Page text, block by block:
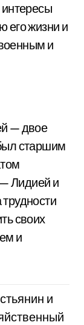
его жизни и
и
— двое
старшим
Лидией и
своих
и
и